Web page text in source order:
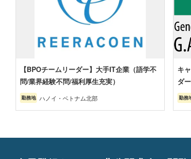
【BPOチームリーダー】大手IT企業（語学不
問/業界経験不問/福利厚生充実）
勤務地 ハノイ・ベトナム北部
キ
ダ
勤務